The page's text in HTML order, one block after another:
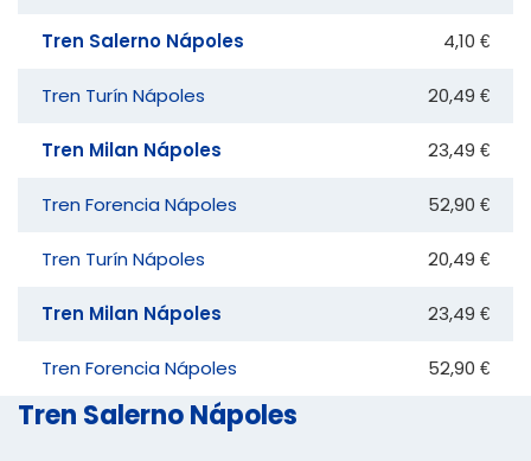
Tren Salerno Nápoles 4,10 €
Tren Turín Nápoles 20,49 €
Tren Milan Nápoles 23,49 €
Tren Forencia Nápoles 52,90 €
Tren Turín Nápoles 20,49 €
Tren Milan Nápoles 23,49 €
Tren Forencia Nápoles 52,90 €
Tren Salerno Nápoles